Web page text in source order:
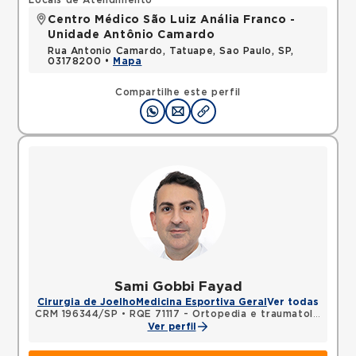
Compartilhe este perfil
Centro Médico São Luiz Anália Franco -
Unidade Antônio Camardo
Rua Antonio Camardo, Tatuape, Sao Paulo, SP,
03178200 •
Mapa
Sami Gobbi Fayad
Cirurgia de Joelho Medicina Esportiva Geral Ver todas
CRM 196344/SP •
RQE 71117 - Ortopedia e traumatologia
Ver perfil